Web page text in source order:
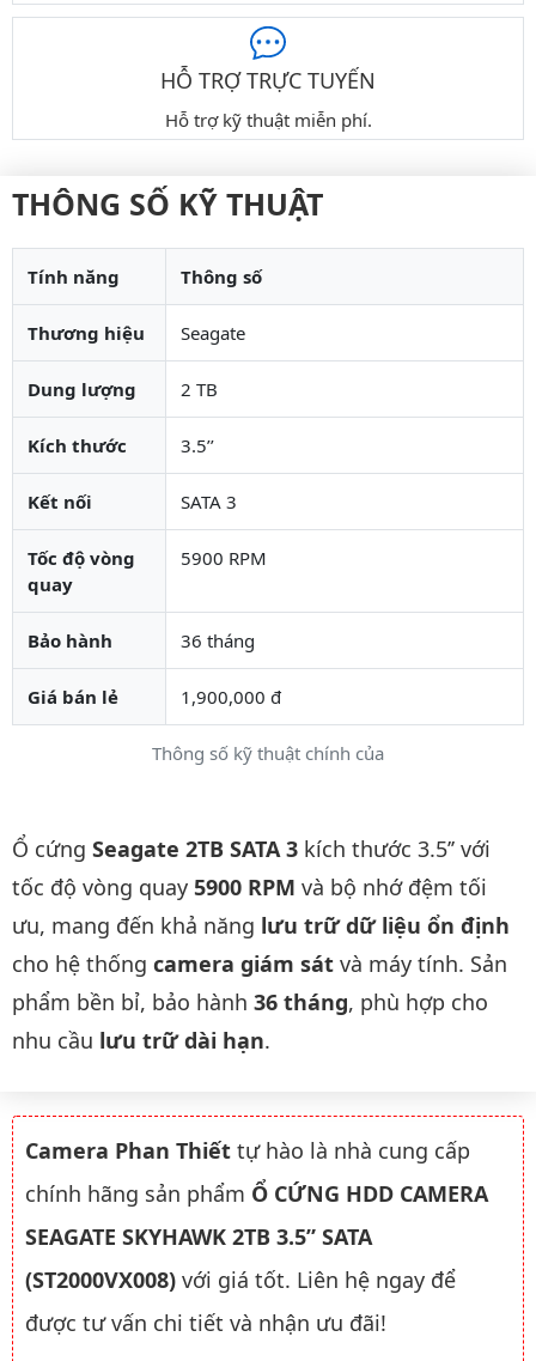
HỖ TRỢ TRỰC TUYẾN
Hỗ trợ kỹ thuật miễn phí.
THÔNG SỐ KỸ THUẬT
Thông số kỹ thuật chính của
Tính năng Thông số
Thương hiệu Seagate
Dung lượng 2 TB
Kích thước 3.5’’
Kết nối SATA 3
Tốc độ vòng
quay
5900 RPM
Bảo hành 36 tháng
Giá bán lẻ 1,900,000 đ
Mô tả chi tiết sản phẩm
Ổ cứng Seagate 2TB SATA 3 kích thước 3.5’’ với
tốc độ vòng quay 5900 RPM và bộ nhớ đệm tối
ưu, mang đến khả năng lưu trữ dữ liệu ổn định
cho hệ thống camera giám sát và máy tính. Sản
phẩm bền bỉ, bảo hành 36 tháng, phù hợp cho
nhu cầu lưu trữ dài hạn.
Camera Phan Thiết tự hào là nhà cung cấp
chính hãng sản phẩm Ổ CỨNG HDD CAMERA
SEAGATE SKYHAWK 2TB 3.5” SATA
(ST2000VX008) với giá tốt. Liên hệ ngay để
được tư vấn chi tiết và nhận ưu đãi!